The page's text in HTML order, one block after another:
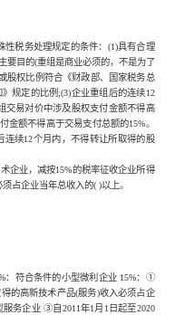
税务处理规定的条件：(1)具有合理
要目的(重组是商业必须的，不是为了
股权比例符合《财政部、国家税务总
规定的比例;(3)企业重组后的连续12
交易对价中涉及股权支付金额不得高
金额不得高于交易支付总额的15%。
连续12个月内，不得转让所取得的股
业，减按15%的税率征收企业所得
占企业当年总收入的( )以上。
符合条件的小型微利企业 15%：①
的高新技术产品(服务)收入必须占企
务企业 ③自2011年1月1日起至2020